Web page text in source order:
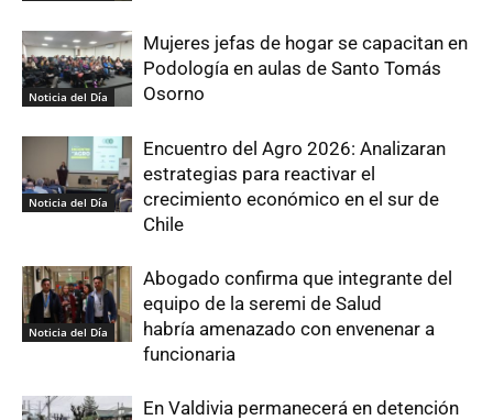
Noticia del Día
Mujeres jefas de hogar se capacitan en
Podología en aulas de Santo Tomás
Osorno
Noticia del Día
Encuentro del Agro 2026: Analizaran
estrategias para reactivar el
crecimiento económico en el sur de
Chile
Noticia del Día
Abogado confirma que integrante del
equipo de la seremi de Salud
habría amenazado con envenenar a
funcionaria
En Valdivia permanecerá en detención